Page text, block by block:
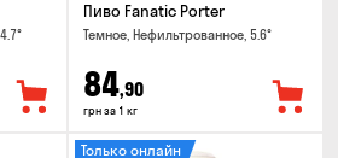
Пиво Fanatic Porter
Темное, Нефильтрованное, 5.6°
84,90
грн за 1 кг
Только онлайн